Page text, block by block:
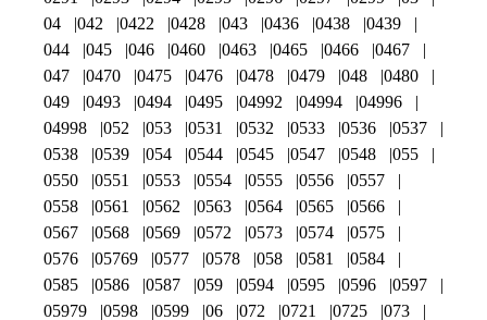
04
042 0422 0428 043 0436 0438
0439
044
045 046 0460 0463 0465 0466
0467
047
0470 0475 0476 0478 0479 048
0480
049
0493 0494 0495 04992 04994
04996
04998
052 053 0531 0532 0533 0536
0537
0538
0539 054 0544 0545 0547 0548
055
0550
0551 0553 0554 0555 0556
0557
0558
0561 0562 0563 0564 0565
0566
0567
0568 0569 0572 0573 0574
0575
0576
05769 0577 0578 058 0581
0584
0585
0586 0587 059 0594 0595 0596
0597
05979
0598 0599 06 072 0721 0725
073